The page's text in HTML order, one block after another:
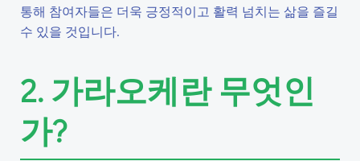
통해 참여자들은 더욱 긍정적이고 활력 넘치는 삶을 즐길
수 있을 것입니다.
2. 가라오케란 무엇인
가?